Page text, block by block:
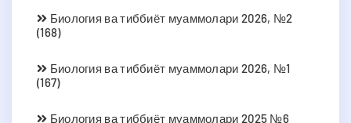
Биология ва тиббиёт муаммолари 2026, №2
(168)
Биология ва тиббиёт муаммолари 2026, №1
(167)
Биология ва тиббиёт муаммолари 2025 №6